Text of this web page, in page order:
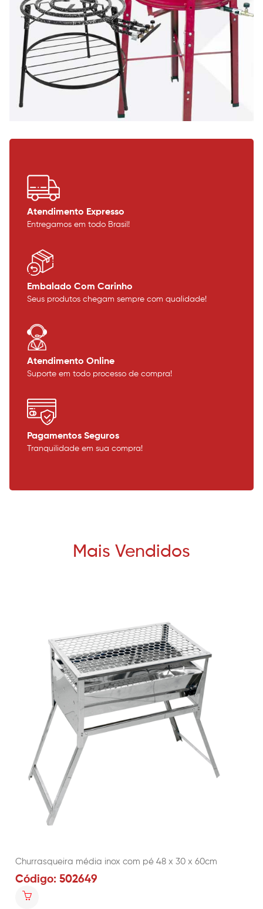
Atendimento Expresso
Entregamos em todo Brasil!
Embalado Com Carinho
Seus produtos chegam sempre com qualidade!
Atendimento Online
Suporte em todo processo de compra!
Pagamentos Seguros
Tranquilidade em sua compra!
Mais Vendidos
Churrasqueira média inox com pé 48 x 30 x 60cm
Código: 502649